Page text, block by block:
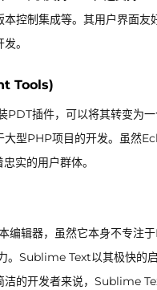
控制集成等。其用户界面
。
Tools)
PDT插件，可以将其转变为
型PHP项目的开发。虽然
实的用户群体。
编辑器，虽然它本身不专
Sublime Text以其极快的
的开发者来说，Sublime